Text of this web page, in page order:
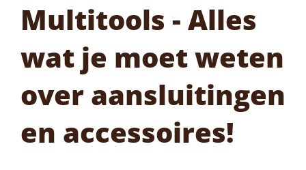
Multitools - Alles
wat je moet weten
over aansluitingen
en accessoires!